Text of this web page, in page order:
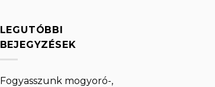
LEGUTÓBBI
BEJEGYZÉSEK
Fogyasszunk mogyoró-,